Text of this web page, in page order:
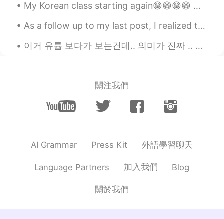
EN JP
@Shu thank you!
2021.09.11 00:53
凄いです！上手！ セーラームーン大好きで
Shu 2021.09.11 00:52
My Korean class starting again😁😁😁😁 Our teacher taught us about Chuseok. She told us that daughter...
As a follow up to my last post, I realized that sometimes when I post moments on here I simplify ...
이거 유튭 보다가 보는건데.. 의미가 진짜 .. 눈물 날 뻔했어요. "두려움을 느끼지 않은 것이 강한 것이 아니라 두려워도 계속하는 것이 강한 것이다" -연빚나라 ...
關注我們
AI Grammar Press Kit 外語學習聊天
Language Partners 加入我們 Blog
關於我們